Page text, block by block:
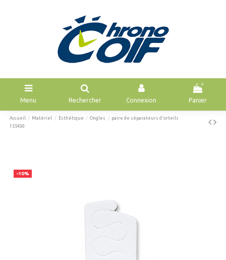
Menu Rechercher Connexion
0
Panier
Accueil Matériel Esthétique Ongles
paire de séparateurs d'orteils
155430
-10%